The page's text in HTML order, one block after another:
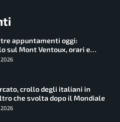
tre appuntamenti oggi:
sul Mont Ventoux, orari e
crollo degli italiani in
che svolta dopo il Mondiale